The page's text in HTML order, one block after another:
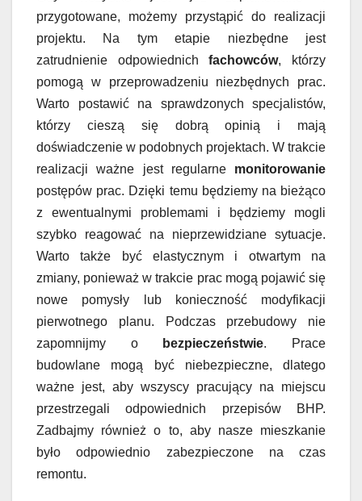
przygotowane, możemy przystąpić do realizacji
projektu. Na tym etapie niezbędne jest
zatrudnienie odpowiednichfachowców, którzy
pomogą w przeprowadzeniu niezbędnych prac.
Warto postawić na sprawdzonych specjalistów,
którzy cieszą się dobrą opinią i mają
doświadczenie w podobnych projektach. W trakcie
realizacji ważne jest regularne monitorowanie
postępów prac. Dzięki temu będziemy na bieżąco
z ewentualnymi problemami i będziemy mogli
szybko reagować na nieprzewidziane sytuacje.
Warto także być elastycznym i otwartym na
zmiany, ponieważ w trakcie prac mogą pojawić się
nowe pomysły lub konieczność modyfikacji
pierwotnego planu. Podczas przebudowy nie
zapomnijmy o
bezpieczeństwie. Prace
budowlane mogą być niebezpieczne, dlatego
ważne jest, aby wszyscy pracujący na miejscu
przestrzegali odpowiednich przepisów BHP.
Zadbajmy również o to, aby nasze mieszkanie
było odpowiednio zabezpieczone na czas
remontu.